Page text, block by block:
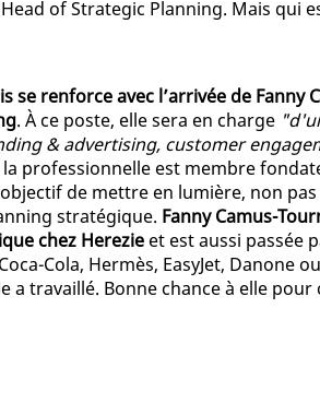
of Strategic Planning. Mais qui
se renforce avec l’arrivée de Fanny
. À ce poste, elle sera en charge
& advertising, customer
professionnelle est membre
de mettre en lumière, non pas
stratégique. Fanny Camus-
chez Herezie et est aussi passée
Cola, Hermès, EasyJet, Danone
a travaillé. Bonne chance à elle pour